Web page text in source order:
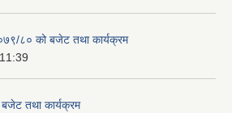
८० को बजेट तथा कार्यक्रम
तथा कार्यक्रम